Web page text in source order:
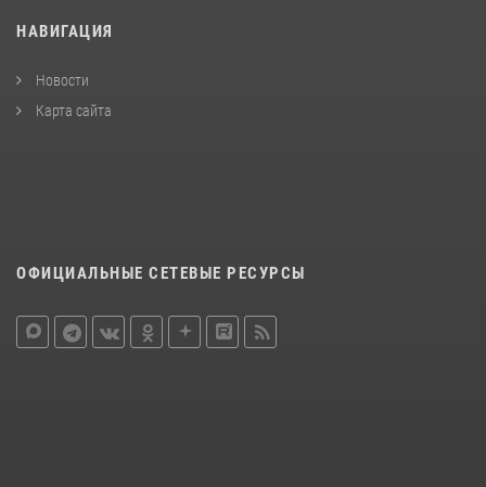
НАВИГАЦИЯ
Новости
Карта сайта
ОФИЦИАЛЬНЫЕ СЕТЕВЫЕ РЕСУРСЫ